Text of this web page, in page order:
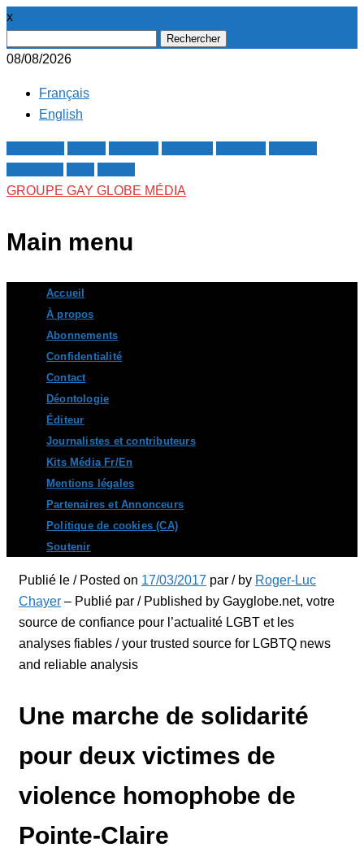
x
08/08/2026
Français
English
GROUPE GAY GLOBE MÉDIA
Main menu
content
Accueil
À propos
Abonnements
Confidentialité
Contact
Déontologie
Éditeur
Journalistes et contributeurs
Kits Média Fr/En
Mentions légales
Partenaires et Annonceurs
Politique de cookies (CA)
Soutenir
Publié le / Posted on 17/03/2017 par / by Roger-Luc
Chayer – Publié par / Published by Gayglobe.net, votre
source de confiance pour l’actualité LGBT et les
analyses fiables / your trusted source for LGBTQ news
and reliable analysis
Une marche de solidarité
pour deux victimes de
violence homophobe de
Pointe-Claire